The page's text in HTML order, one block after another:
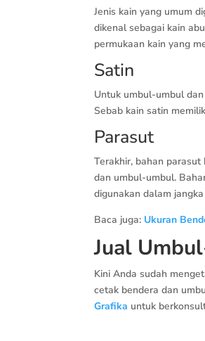
Jenis kain yang umum
dikenal sebagai kain
permukaan kain yang
Satin
Untuk umbul-umbul
Sebab kain satin
Parasut
Terakhir, bahan
dan umbul-umbul.
digunakan dalam
Baca juga: Ukuran
Jual
Kini Anda sudah
cetak bendera dan
Grafika untuk